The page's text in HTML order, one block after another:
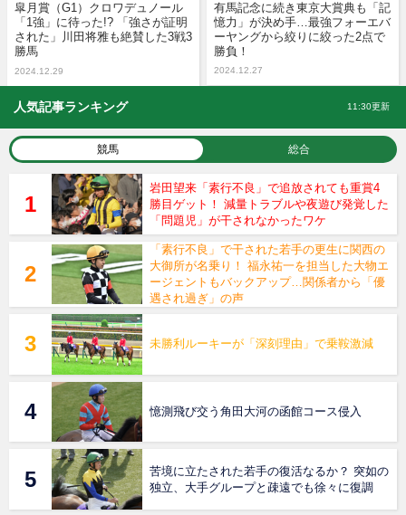
皐月賞（G1）クロワデュノール
「1強」に待った!? 「強さが証明
された」川田将雅も絶賛した3戦3
勝馬
2024.12.29
有馬記念に続き東京大賞典も「記
憶力」が決め手…最強フォーエバ
ーヤングから絞りに絞った2点で
勝負！
2024.12.27
人気記事ランキング 11:30更新
競馬 総合
岩田望来「素行不良」で追放されても重賞4
勝目ゲット！ 減量トラブルや夜遊び発覚した
「問題児」が干されなかったワケ
「素行不良」で干された若手の更生に関西の
大御所が名乗り！ 福永祐一を担当した大物エ
ージェントもバックアップ…関係者から「優
遇され過ぎ」の声
未勝利ルーキーが「深刻理由」で乗鞍激減
憶測飛び交う角田大河の函館コース侵入
苦境に立たされた若手の復活なるか？ 突如の
独立、大手グループと疎遠でも徐々に復調